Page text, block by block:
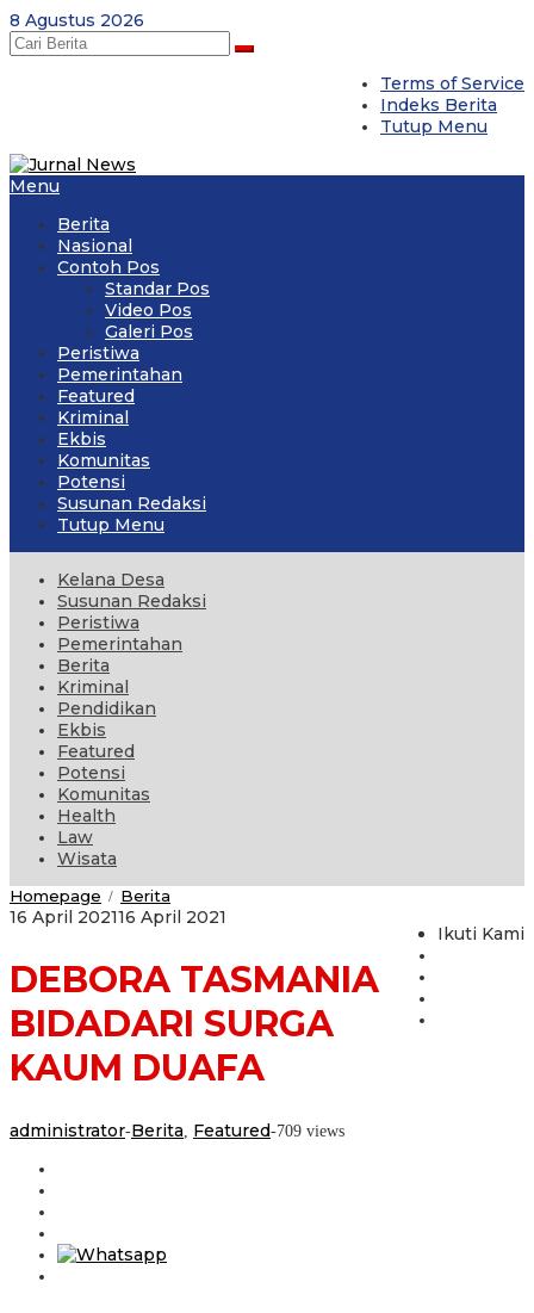
Skip
to
content
8 Agustus 2026
Terms of Service
Indeks Berita
Tutup Menu
Menu
Berita
Nasional
Contoh Pos
Standar Pos
Video Pos
Galeri Pos
Peristiwa
Pemerintahan
Featured
Kriminal
Ekbis
Komunitas
Potensi
Susunan Redaksi
Tutup Menu
Kelana Desa
Susunan Redaksi
Peristiwa
Pemerintahan
Berita
Kriminal
Pendidikan
Ekbis
Featured
Potensi
Komunitas
Health
Law
Wisata
Homepage / Berita
TASMANIA
KAUM
DUAFA
Ikuti Kami
16 April 202116 April 2021
DEBORA TASMANIA
BIDADARI SURGA
KAUM DUAFA
administrator-Berita Featured-709 views